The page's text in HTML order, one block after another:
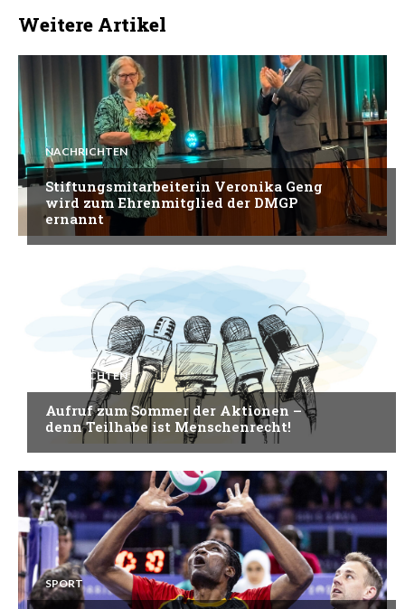
Weitere Artikel
NACHRICHTEN
Stiftungsmitarbeiterin Veronika Geng
wird zum Ehrenmitglied der DMGP
ernannt
NACHRICHTEN
Aufruf zum Sommer der Aktionen –
denn Teilhabe ist Menschenrecht!
SPORT